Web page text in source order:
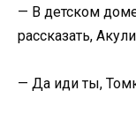
— В детском
рассказать,
— Да иди ты,